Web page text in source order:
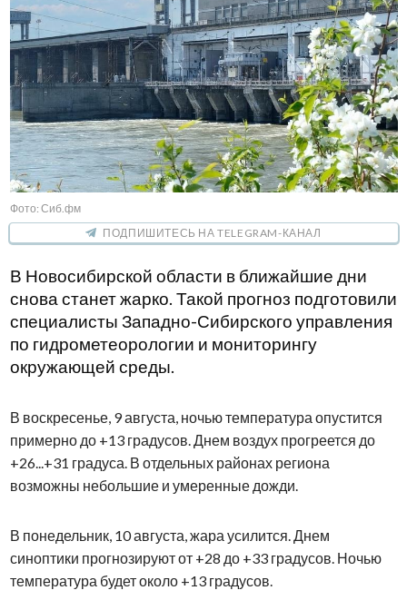
Фото: Сиб.фм
ПОДПИШИТЕСЬ НА TELEGRAM-КАНАЛ
В Новосибирской области в ближайшие дни
снова станет жарко. Такой прогноз подготовили
специалисты Западно-Сибирского управления
по гидрометеорологии и мониторингу
окружающей среды.
В воскресенье, 9 августа, ночью температура опустится
примерно до +13 градусов. Днем воздух прогреется до
+26...+31 градуса. В отдельных районах региона
возможны небольшие и умеренные дожди.
В понедельник, 10 августа, жара усилится. Днем
синоптики прогнозируют от +28 до +33 градусов. Ночью
температура будет около +13 градусов.